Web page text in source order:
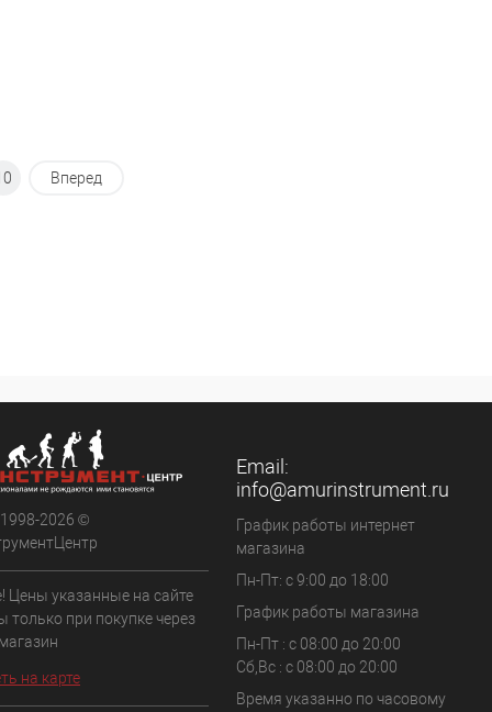
Вперед
2026 ©
Цены указанные на сайте
только при покупке через
на карте
Email:
info@amurinstrument.ru
График работы интернет
магазина
Пн-Пт: с 9:00 до 18:00
График работы магазина
Пн-Пт : с 08:00 до 20:00
Сб,Вс : с 08:00 до 20:00
Время указанно по часовому